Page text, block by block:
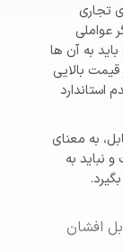
تجاری
عواملی
به آن ها
بالایی
استاندارد
به معنای
نباید به
افشان